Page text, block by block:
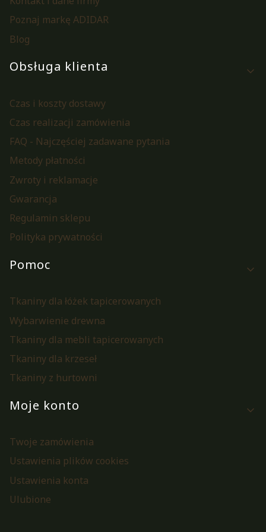
Poznaj markę ADIDAR
Blog
Obsługa klienta
Czas i koszty dostawy
Czas realizacji zamówienia
FAQ - Najczęściej zadawane pytania
Metody płatności
Zwroty i reklamacje
Gwarancja
Regulamin sklepu
Polityka prywatności
Pomoc
Tkaniny dla łóżek tapicerowanych
Wybarwienie drewna
Tkaniny dla mebli tapicerowanych
Tkaniny dla krzeseł
Tkaniny z hurtowni
Moje konto
Twoje zamówienia
Ustawienia plików cookies
Ustawienia konta
Ulubione